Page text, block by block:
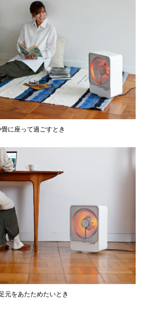
畳に座って過ごすとき
足元をあたためたいとき